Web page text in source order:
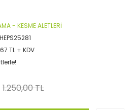
- KESME ALETLERİ
TL + KDV
1.250,00 TL